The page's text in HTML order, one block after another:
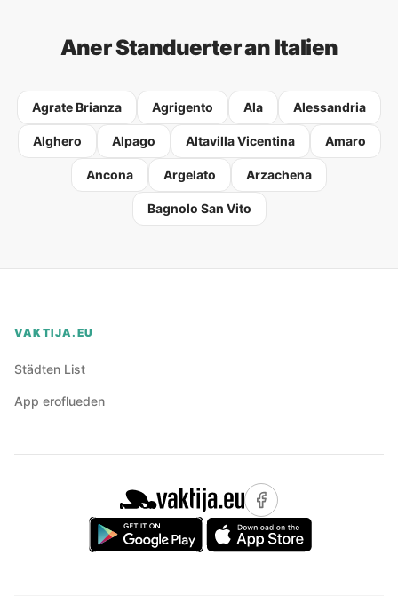
Aner Standuerter an Italien
Agrate Brianza Agrigento Ala Alessandria
Alghero Alpago Altavilla Vicentina Amaro
Ancona Argelato Arzachena
Bagnolo San Vito
VAKTIJA.EU
Städten List
App eroflueden